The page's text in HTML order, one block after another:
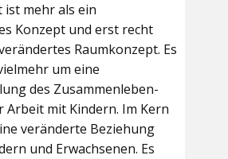
ist mehr als ein
Konzept und erst recht
Raumkonzept. Es
um eine
des Zusammenleben-
Arbeit mit Kindern. Im Kern
veränderte Beziehung
und Erwachsenen. Es